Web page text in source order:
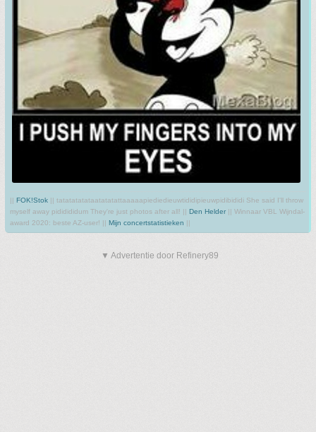
|| FOK!Stok || tatatatatataatatatattaaaaapiediedieuwtididipieuwpidibididi She said I'll throw
myself away pididididum They're just photos after all! || Den Helder || Winnaar VBL Wijndal-
award 2020: beste AZ-user! || Mijn concertstatistieken ||
▼ Advertentie door Refinery89